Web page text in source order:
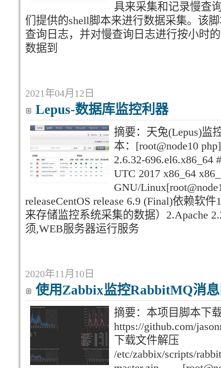
具来采集和记录慢查
们提供的shell脚本来进行数据采集。该
查询日志，并对慢查询日志进行按小时
数据到
2021年04月12日
Lepus-数据库监控利器
摘要：天兔(Lepus)监
本：[root@node10
2.6.32-696.el6.x86_64
UTC 2017 x86_64
GNU/
releaseCentOS release 6.9 (Final)依赖软
来存储监控系统采集的数据）2.Apache
须,WEB服务器运行服务
2020年11月10日
使用Zabbix监控RabbitMQ消
摘要：本项目脚本下
https://github.com/
下载文件解压
/etc/zabbix/scripts/